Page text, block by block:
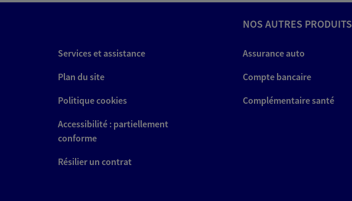
Services et assistance
Plan du site
Politique cookies
Accessibilité : partiellement
conforme
Résilier un contrat
NOS AUTRES PRODUITS
Assurance auto
Compte bancaire
Complémentaire santé